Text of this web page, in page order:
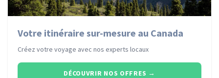
Votre itinéraire sur-mesure au Canada
Créez votre voyage avec nos experts locaux
DÉCOUVRIR NOS OFFRES →